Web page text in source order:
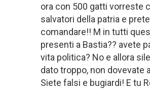
ora con 500 gatti vorreste
salvatori della patria e
comandare!! M in tutti
presenti a Bastia?? avete
vita politica? No e allora
dato troppo, non dovevate
Siete falsi e bugiardi! E tu